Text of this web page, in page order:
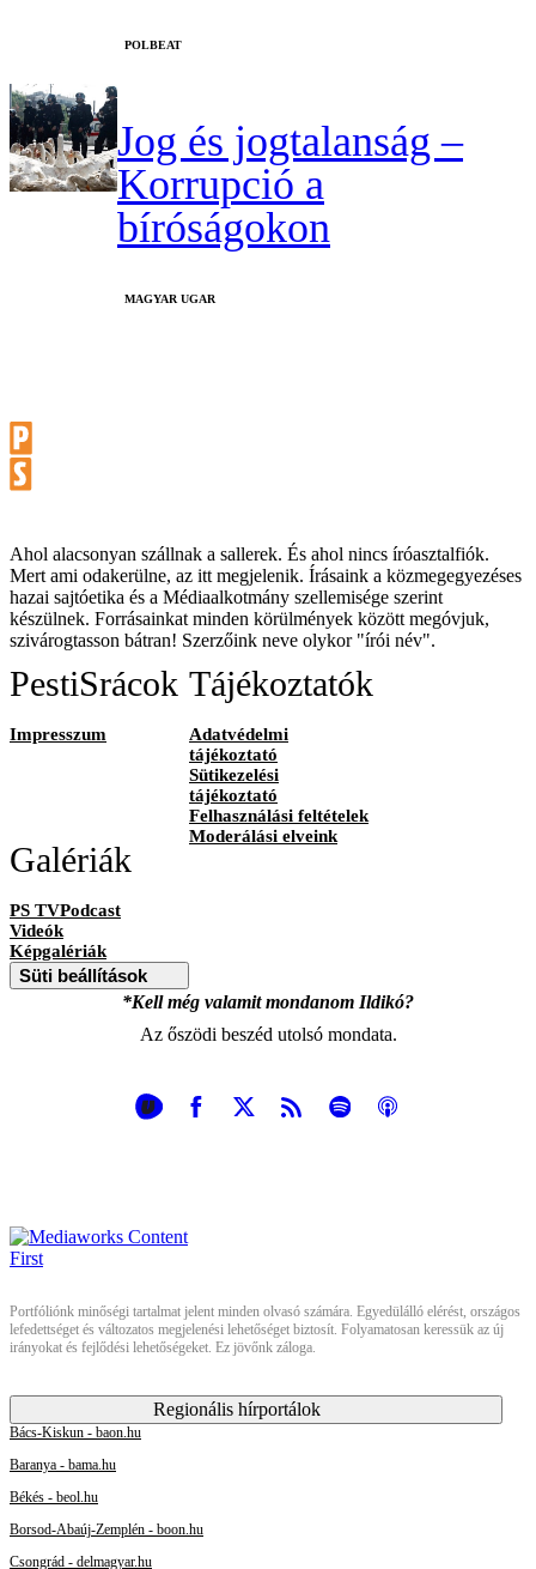
‎POLBEAT
Jog és jogtalanság –
Korrupció a
bíróságokon
MAGYAR UGAR
Ahol alacsonyan szállnak a sallerek. És ahol nincs íróasztalfiók.
Mert ami odakerülne, az itt megjelenik. Írásaink a közmegegyezéses
hazai sajtóetika és a Médiaalkotmány szellemisége szerint
készülnek. Forrásainkat minden körülmények között megóvjuk,
szivárogtasson bátran! Szerzőink neve olykor "írói név".
PestiSrácok
Impresszum
Tájékoztatók
Adatvédelmi
tájékoztató
Sütikezelési
tájékoztató
Felhasználási feltételek
Moderálási elveink
Galériák
PS TVPodcast
Videók
Képgalériák
Süti beállítások
*Kell még valamit mondanom Ildikó?
Az őszödi beszéd utolsó mondata.
Portfóliónk minőségi tartalmat jelent minden olvasó számára. Egyedülálló elérést, országos
lefedettséget és változatos megjelenési lehetőséget biztosít. Folyamatosan keressük az új
irányokat és fejlődési lehetőségeket. Ez jövőnk záloga.
Regionális hírportálok
Bács-Kiskun - baon.hu
Baranya - bama.hu
Békés - beol.hu
Borsod-Abaúj-Zemplén - boon.hu
Csongrád - delmagyar.hu